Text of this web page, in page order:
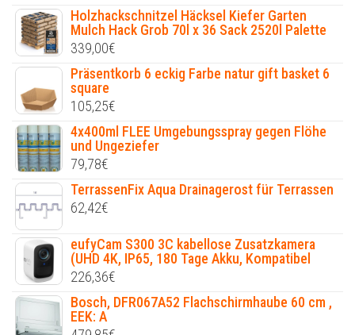
Holzhackschnitzel Häcksel Kiefer Garten
Mulch Hack Grob 70l x 36 Sack 2520l Palette
339,00€
Präsentkorb 6 eckig Farbe natur gift basket 6
square
105,25€
4x400ml FLEE Umgebungsspray gegen Flöhe
und Ungeziefer
79,78€
TerrassenFix Aqua Drainagerost für Terrassen
62,42€
eufyCam S300 3C kabellose Zusatzkamera
(UHD 4K, IP65, 180 Tage Akku, Kompatibel
226,36€
Bosch, DFR067A52 Flachschirmhaube 60 cm ,
EEK: A